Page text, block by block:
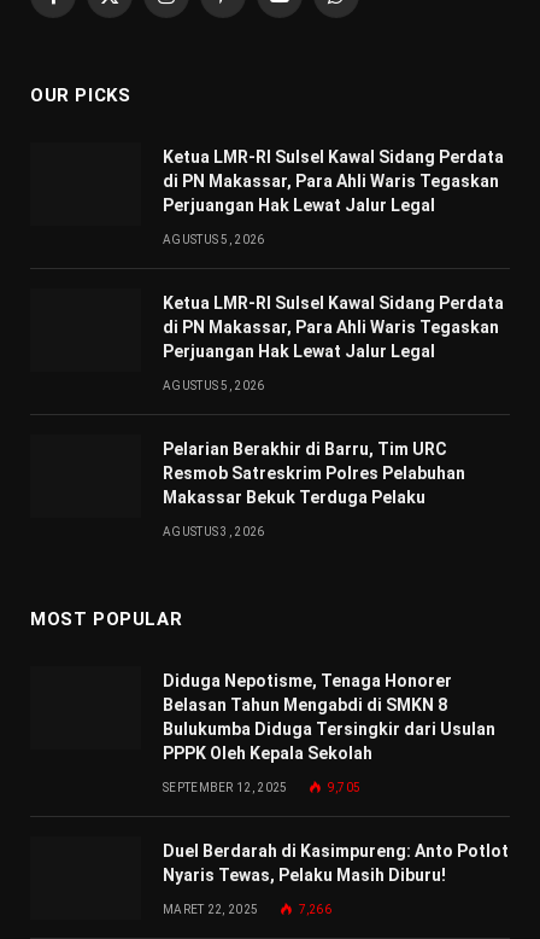
Facebook
X
InstagramPinterestYouTubeWhatsApp
OUR PICKS
Ketua LMR-RI Sulsel Kawal Sidang Perdata
di PN Makassar, Para Ahli Waris Tegaskan
Perjuangan Hak Lewat Jalur Legal
AGUSTUS 5, 2026
Ketua LMR-RI Sulsel Kawal Sidang Perdata
di PN Makassar, Para Ahli Waris Tegaskan
Perjuangan Hak Lewat Jalur Legal
AGUSTUS 5, 2026
Pelarian Berakhir di Barru, Tim URC
Resmob Satreskrim Polres Pelabuhan
Makassar Bekuk Terduga Pelaku
AGUSTUS 3, 2026
MOST POPULAR
Diduga Nepotisme, Tenaga Honorer
Belasan Tahun Mengabdi di SMKN 8
Bulukumba Diduga Tersingkir dari Usulan
PPPK Oleh Kepala Sekolah
SEPTEMBER 12, 2025 9,705
Duel Berdarah di Kasimpureng: Anto Potlot
Nyaris Tewas, Pelaku Masih Diburu!
MARET 22, 2025 7,266